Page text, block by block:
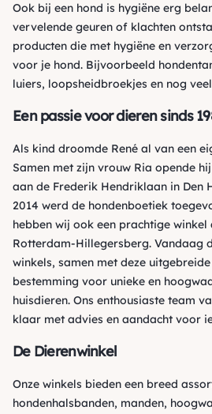
Ook bij een hond is hygiëne erg
vervelende geuren of klachten
producten die met hygiëne en
voor je hond. Bijvoorbeeld
luiers, loopsheidbroekjes en nog
Een passie voor dieren sinds
Als kind droomde René al van een
Samen met zijn vrouw Ria opende
aan de Frederik Hendriklaan in Den
2014 werd de hondenboetiek
hebben wij ook een prachtige
Rotterdam-Hillegersberg. Vandaag
winkels, samen met deze
bestemming voor unieke en
huisdieren. Ons enthousiaste team
klaar met advies en aandacht voor
De Dierenwinkel
Onze winkels bieden een breed
hondenhalsbanden, manden,